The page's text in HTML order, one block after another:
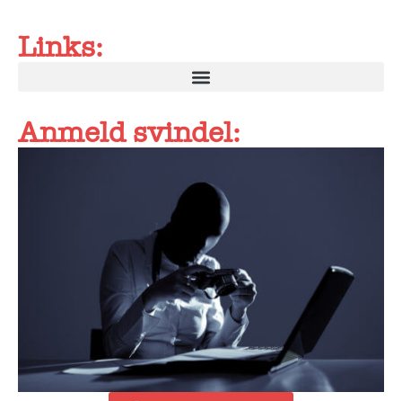
Links:
Anmeld svindel: